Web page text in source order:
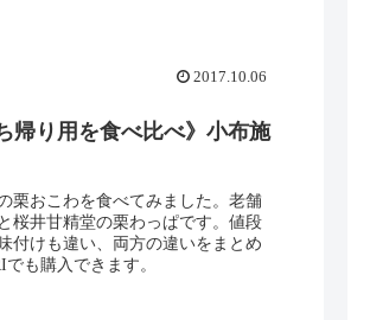
2017.10.06
帰り用を食べ比べ》小布施
栗おこわを食べてみました。老舗
桜井甘精堂の栗わっぱです。値段
付けも違い、両方の違いをまとめ
も購入できます。